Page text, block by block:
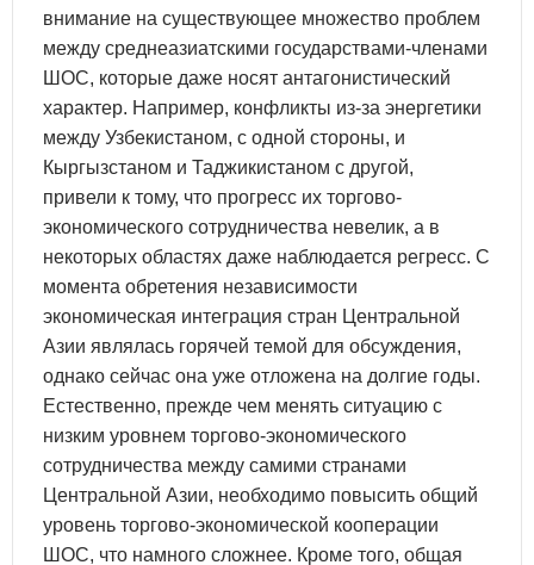
внимание на существующее множество проблем
между среднеазиатскими государствами-членами
ШОС, которые даже носят антагонистический
характер. Например, конфликты из-за энергетики
между Узбекистаном, с одной стороны, и
Кыргызстаном и Таджикистаном с другой,
привели к тому, что прогресс их торгово-
экономического сотрудничества невелик, а в
некоторых областях даже наблюдается регресс. С
момента обретения независимости
экономическая интеграция стран Центральной
Азии являлась горячей темой для обсуждения,
однако сейчас она уже отложена на долгие годы.
Естественно, прежде чем менять ситуацию с
низким уровнем торгово-экономического
сотрудничества между самими странами
Центральной Азии, необходимо повысить общий
уровень торгово-экономической кооперации
ШОС, что намного сложнее. Кроме того, общая